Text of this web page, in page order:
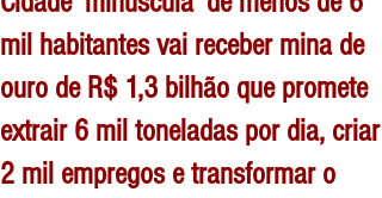
mil habitantes vai receber mina de
ouro de R$ 1,3 bilhão que promete
extrair 6 mil toneladas por dia, criar
2 mil empregos e transformar o